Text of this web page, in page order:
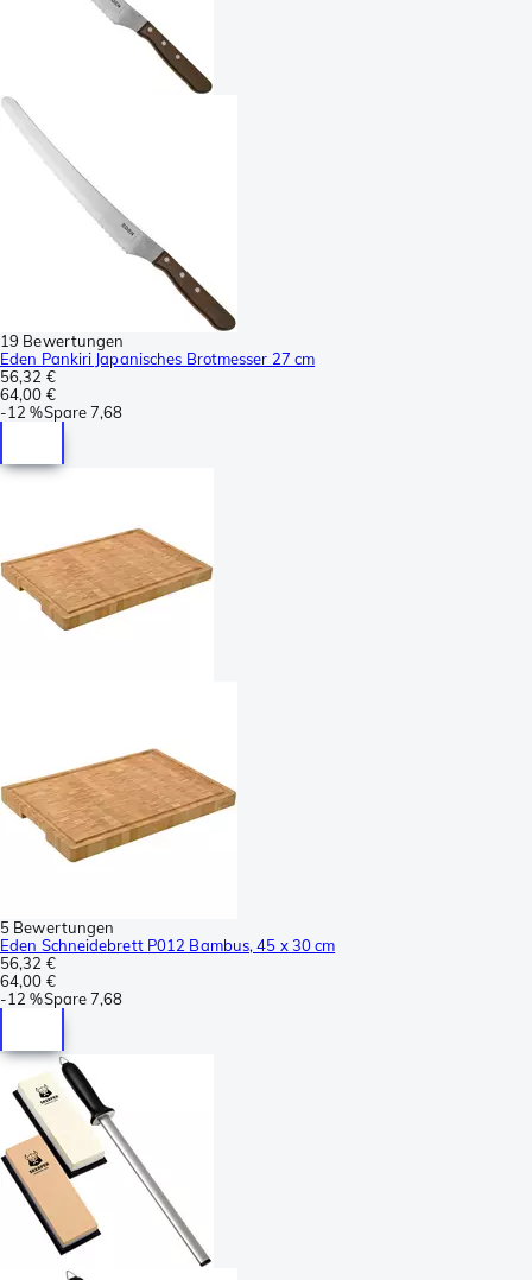
19 Bewertungen
Eden Pankiri Japanisches Brotmesser 27 cm
56,32 €
64,00 €
-12 %Spare7,68
5 Bewertungen
Eden Schneidebrett P012 Bambus, 45 x 30 cm
56,32 €
64,00 €
-12 %Spare7,68